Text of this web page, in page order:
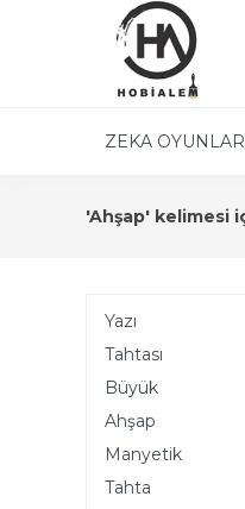
ZEKA
'Ahşap' kelimesi
Yazı
Tahtası
Büyük
Ahşap
Manyetik
Tahta